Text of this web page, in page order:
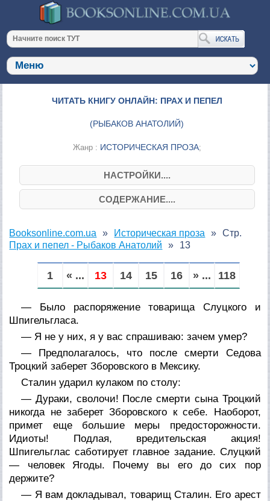
ЧИТАТЬ КНИГУ ОНЛАЙН: ПРАХ И ПЕПЕЛ
(РЫБАКОВ АНАТОЛИЙ)
Жанр : ИСТОРИЧЕСКАЯ ПРОЗА;
НАСТРОЙКИ....
СОДЕРЖАНИЕ....
Booksonline.com.ua
Историческая проза
Прах и пепел - Рыбаков Анатолий
Стр.
13
1 « ... 13 14 15 16 » ... 118
— Было распоряжение товарища Слуцкого и
Шпигельгласа.
— Я не у них, я у вас спрашиваю:зачем умер?
— Предполагалось, что после смерти Седова
Троцкий заберет Зборовского в Мексику.
Сталин ударил кулаком по столу:
— Дураки, сволочи! После смерти сына Троцкий
никогда не заберет Зборовского к себе. Наоборот,
примет еще большие меры предосторожности.
Идиоты! Подлая, вредительская акция!
Шпигельглас саботирует главное задание. Слуцкий
— человек Ягоды. Почему вы его до сих пор
держите?
— Я вам докладывал, товарищ Сталин. Его арест